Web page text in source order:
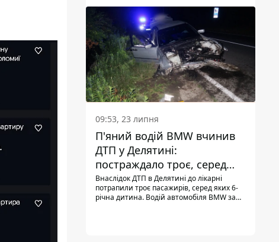
з'ясували правоохоронці, ці травми жінці
наніс її син.
09:53, 23 липня
П'яний водій BMW вчинив
ДТП у Делятині:
постраждало троє, серед
них - дитина
Внаслідок ДТП в Делятині до лікарні
потрапили троє пасажирів, серед яких 6-
річна дитина. Водій автомобіля BMW за